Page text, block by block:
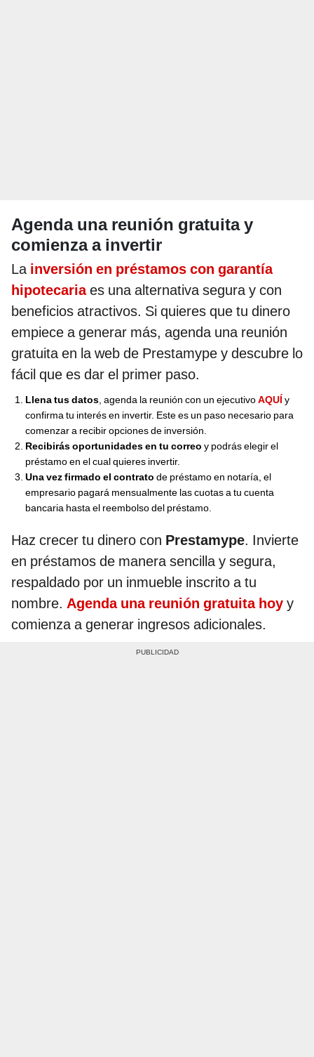
Agenda una reunión gratuita y
comienza a invertir
La inversión en préstamos con garantía
hipotecariaes una alternativa segura y con
beneficios atractivos. Si quieres que tu dinero
empiece a generar más, agenda una reunión
gratuita en la web de Prestamype y descubre lo
fácil que es dar el primer paso.
Llena tus datos , agenda la reunión con un ejecutivoAQUÍ y
confirma tu interés en invertir. Este es un paso necesario para
comenzar a recibir opciones de inversión.
Recibirás oportunidades en tu correo y podrás elegir el
préstamo en el cual quieres invertir.
Una vez firmado el contrato de préstamo en notaría, el
empresario pagará mensualmente las cuotas a tu cuenta
bancaria hasta el reembolso del préstamo.
Haz crecer tu dinero con Prestamype. Invierte
en préstamos de manera sencilla y segura,
respaldado por un inmueble inscrito a tu
nombre. Agenda una reunión gratuita hoy y
comienza a generar ingresos adicionales.